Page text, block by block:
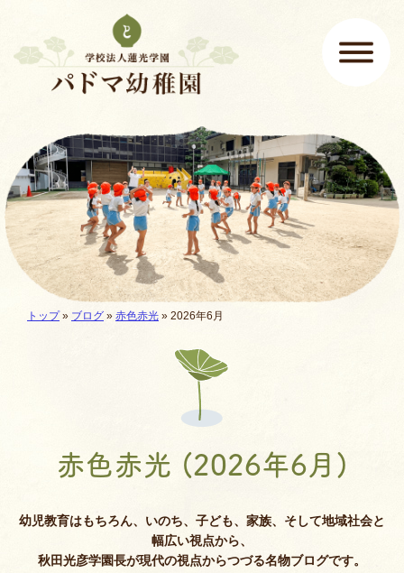
メインメニュー
ここから本文です。
現在地:
トップ» ブログ » 赤色赤光 » 2026年6月
赤色赤光 (2026年6月)
幼児教育はもちろん、いのち、子ども、家族、そして地域社会と
幅広い視点から、
秋田光彦学園長が現代の視点からつづる名物ブログです。